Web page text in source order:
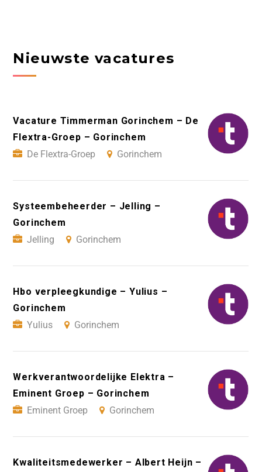
Nieuwste vacatures
Vacature Timmerman Gorinchem – De
Flextra-Groep – Gorinchem
De Flextra-Groep
Gorinchem
Systeembeheerder – Jelling –
Gorinchem
Jelling
Gorinchem
Hbo verpleegkundige – Yulius –
Gorinchem
Yulius
Gorinchem
Werkverantwoordelijke Elektra –
Eminent Groep – Gorinchem
Eminent Groep
Gorinchem
Kwaliteitsmedewerker – Albert Heijn –